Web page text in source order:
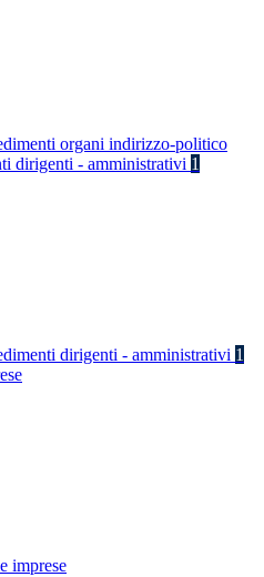
organi indirizzo-politico
dirigenti - amministrativi 1
dirigenti - amministrativi 1
imprese